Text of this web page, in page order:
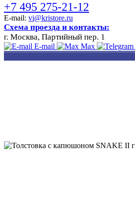
+7 495 275-21-12
E-mail: vi@kristore.ru
Схема проезда и контакты:
г. Москва, Партийный пер. 1
E-mail Max